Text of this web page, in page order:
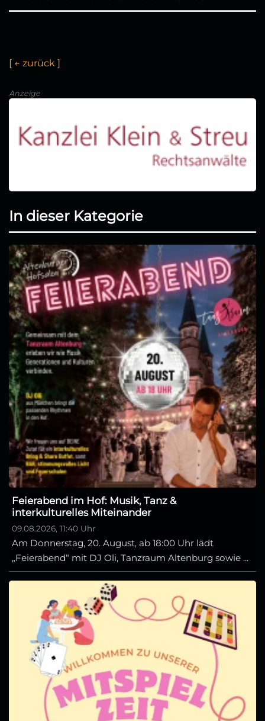
[ ← zurück ]
Anzeige
In dieser Kategorie
Feierabend im Hof: Musik, Tanz &
interkulturelles Miteinander
09.08.2026, 11:40 Uhr
Am Donnerstag, 20. August, ab 18:00 Uhr lädt
„Feierabend“ mit DJ Oli, Tanzraum Altenburg sowie ...